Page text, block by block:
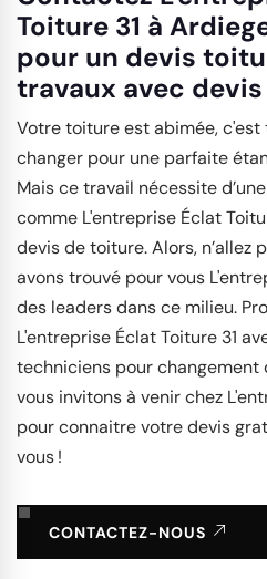
Toiture 31 à
pour un devis
travaux avec
Votre toiture est abimée,
changer pour une parfaite
Mais ce travail nécessite
comme L'entreprise Éclat
devis de toiture. Alors, n’allez
avons trouvé pour vous
des leaders dans ce milieu.
L'entreprise Éclat Toiture 31
techniciens pour changement
vous invitons à venir chez
pour connaitre votre devis
vous !
CONTACTEZ-NOUS